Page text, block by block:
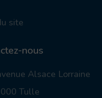
site
nous
Alsace Lorraine
Tulle